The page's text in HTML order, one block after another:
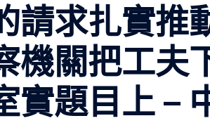
請求扎實推
機關把工夫
實題目上 –